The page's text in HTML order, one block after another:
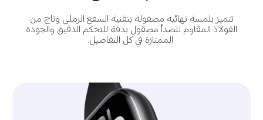
تتميز بلمسة نهائية مصقولة بتقنية السفع الرملي وتاج من
الفولاذ المقاوم للصدأ مصقول بدقة للتحكم الدقيق والجودة
الممتازة في كل التفاصيل.